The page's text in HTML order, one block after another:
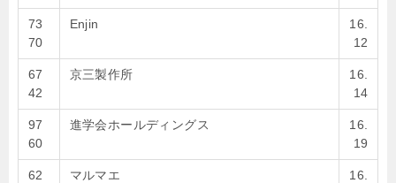
73
70
Enjin
16.
12
67
42
京三製作所
16.
14
97
60
進学会ホールディングス
16.
19
62
マルマエ
16.